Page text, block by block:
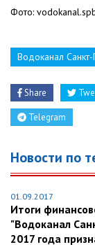
Фото:
Водоканал
Share
Telegram
Новости по
01.09.2017
Итоги
"Водоканал
2017 года